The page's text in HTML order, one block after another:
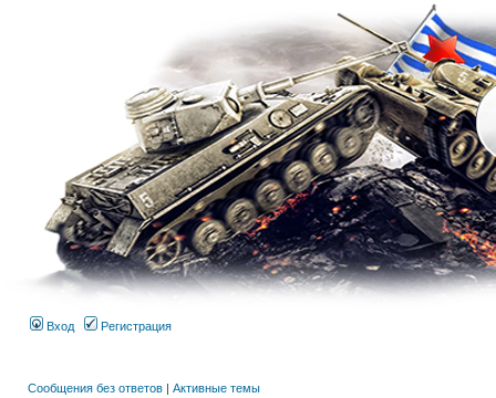
Вход Регистрация
Сообщения без ответов | Активные темы